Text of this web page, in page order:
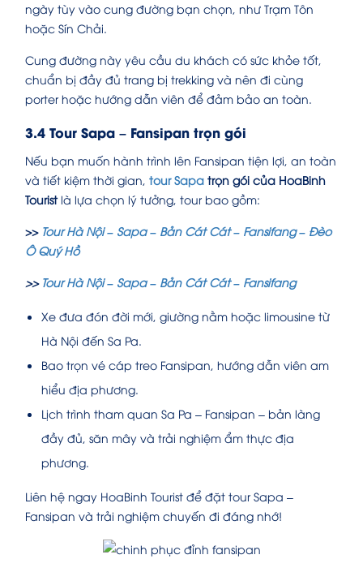
ngày tùy vào cung đường bạn chọn, như Trạm Tôn
hoặc Sín Chải.
Cung đường này yêu cầu du khách có sức khỏe tốt,
chuẩn bị đầy đủ trang bị trekking và nên đi cùng
porter hoặc hướng dẫn viên để đảm bảo an toàn.
3.4 Tour Sapa – Fansipan trọn gói
Nếu bạn muốn hành trình lên Fansipan tiện lợi, an toàn
và tiết kiệm thời gian, tour Sapa trọn gói của HoaBinh
Touristlà lựa chọn lý tưởng, tour bao gồm:
>> Tour Hà Nội – Sapa – Bản Cát Cát – Fansifang – Đèo
Ô Quý Hồ
>> Tour Hà Nội – Sapa – Bản Cát Cát – Fansifang
Xe đưa đón đời mới, giường nằm hoặc limousine từ
Hà Nội đến Sa Pa.
Bao trọn vé cáp treo Fansipan, hướng dẫn viên am
hiểu địa phương.
Lịch trình tham quan Sa Pa – Fansipan – bản làng
đầy đủ, săn mây và trải nghiệm ẩm thực địa
phương.
Liên hệ ngay HoaBinh Tourist để đặt tour Sapa –
Fansipan và trải nghiệm chuyến đi đáng nhớ!